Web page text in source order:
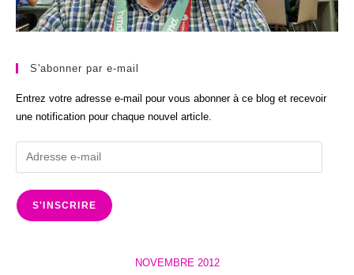
S'abonner par e-mail
Entrez votre adresse e-mail pour vous abonner à ce blog et recevoir
une notification pour chaque nouvel article.
Adresse
e-
mail
S'INSCRIRE
NOVEMBRE 2012